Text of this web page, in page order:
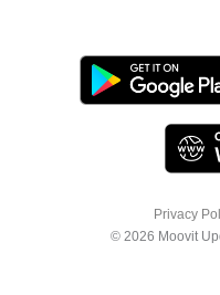
Privacy
© 2026 Moovit